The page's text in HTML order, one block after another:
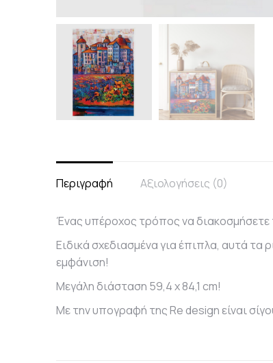
Περιγραφή Αξιολογήσεις (0)
Ένας υπέροχος τρόπος να διακοσμήσετε
Ειδικά σχεδιασμένα για έπιπλα, αυτά τα
εμφάνιση!
Μεγάλη διάσταση 59,4 x 84,1 cm!
Με την υπογραφή της Re design είναι